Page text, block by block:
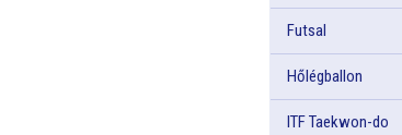
Futsal
Hőlégballon
ITF Taekwon-do